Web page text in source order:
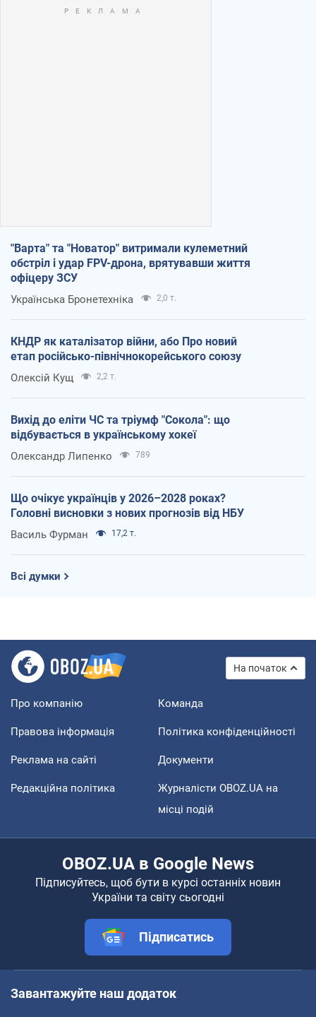
"Варта" та "Новатор" витримали кулеметний
обстріл і удар FPV-дрона, врятувавши життя
офіцеру ЗСУ
Українська Бронетехніка 2,0 т.
КНДР як каталізатор війни, або Про новий
етап російсько-північнокорейського союзу
Олексій Кущ 2,2 т.
Вихід до еліти ЧС та тріумф "Сокола": що
відбувається в українському хокеї
Олександр Липенко 789
Що очікує українців у 2026–2028 роках?
Головні висновки з нових прогнозів від НБУ
Василь Фурман 17,2 т.
Всі думки
На початок
Про компанію Команда
Правова інформація Політика конфіденційності
Реклама на сайті Документи
Редакційна політика
Журналісти OBOZ.UA на
місці подій
OBOZ.UA в Google News
Підписуйтесь, щоб бути в курсі останніх новин
України та світу сьогодні
Підписатись
Завантажуйте наш додаток